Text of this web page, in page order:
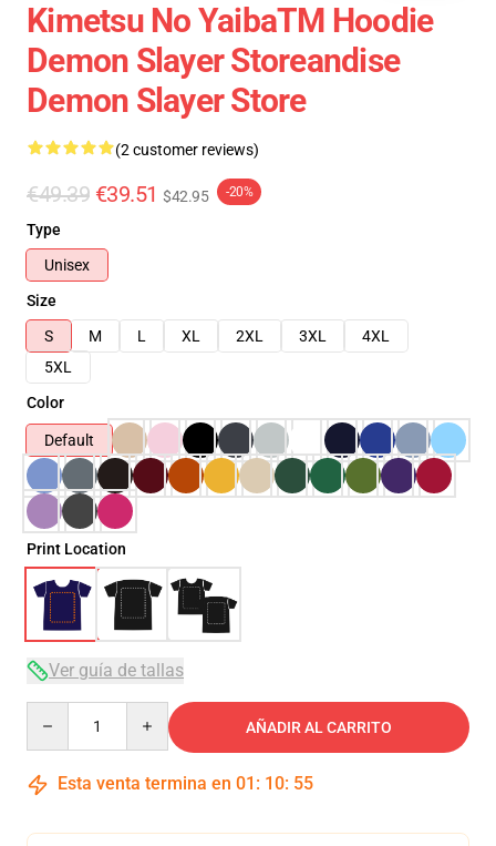
Kimetsu No YaibaTM Hoodie
Demon Slayer Storeandise
Demon Slayer Store
(2 customer reviews)
€49.39 €39.51 $42.95 -20%
Type
Unisex
Size
S
M L XL 2XL 3XL
4XL
5XL
Color
Default
Print Location
Ver guía de tallas
AÑADIR AL CARRITO
Esta venta termina en 01 : 10: 54